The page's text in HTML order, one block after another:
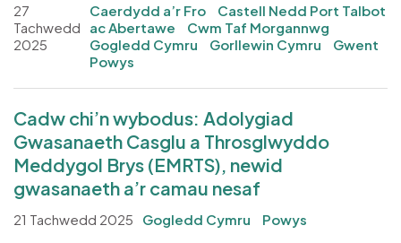
27
Tachwedd
2025
Caerdydd a’r Fro
Castell Nedd Port Talbot
ac Abertawe
Cwm Taf Morgannwg
Gogledd Cymru
Gorllewin Cymru
Gwent
Powys
Cadw chi’n wybodus: Adolygiad
Gwasanaeth Casglu a Throsglwyddo
Meddygol Brys (EMRTS), newid
gwasanaeth a’r camau nesaf
21 Tachwedd 2025 Gogledd Cymru Powys